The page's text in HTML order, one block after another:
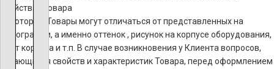
свойствах товара
Некоторые Товары могут отличаться от представленных на
фотографии, а именно оттенок , рисунок на корпусе оборудования,
цвет корпуса и т.п. В случае возникновения у Клиента вопросов,
касающихся свойств и характеристик Товара, перед оформлением